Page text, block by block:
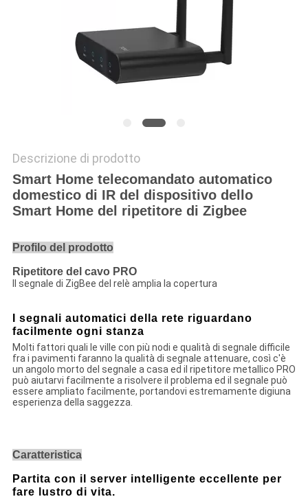
Descrizione di prodotto
Smart Home telecomandato automatico
domestico di IR del dispositivo dello
Smart Home del ripetitore di Zigbee
Profilo del prodotto
Ripetitore del cavo PRO
Il segnale di ZigBee del relè amplia la copertura
I segnali automatici della rete riguardano
facilmente ogni stanza
Molti fattori quali le ville con più nodi e qualità di segnale difficile
fra i pavimenti faranno la qualità di segnale attenuare, così c'è
un angolo morto del segnale a casa ed il ripetitore metallico PRO
può aiutarvi facilmente a risolvere il problema ed il segnale può
essere ampliato facilmente, portandovi estremamente digiuna
esperienza della saggezza.
Caratteristica
Partita con il server intelligente eccellente per
fare lustro di vita.